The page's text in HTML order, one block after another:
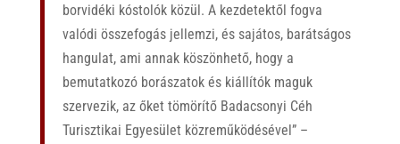
borvidéki kóstolók közül. A kezdetektől fogva
valódi összefogás jellemzi, és sajátos, barátságos
hangulat, ami annak köszönhető, hogy a
bemutatkozó borászatok és kiállítók maguk
szervezik, az őket tömörítő Badacsonyi Céh
Turisztikai Egyesület közreműködésével” –